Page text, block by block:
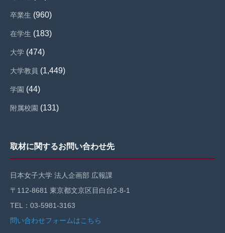
卒業生 (960)
在学生 (183)
大学 (474)
大学教員 (1,449)
学園 (44)
附属校園 (131)
取材に関するお問い合わせ先
日本女子大学 法人企画部 広報課
〒112-8681 東京都文京区目白台2-8-1
TEL：03-5981-3163
問い合わせフォームはこちら